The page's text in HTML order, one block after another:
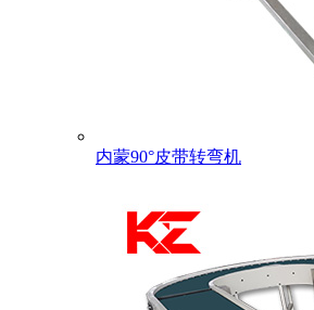
内蒙90°皮带转弯机